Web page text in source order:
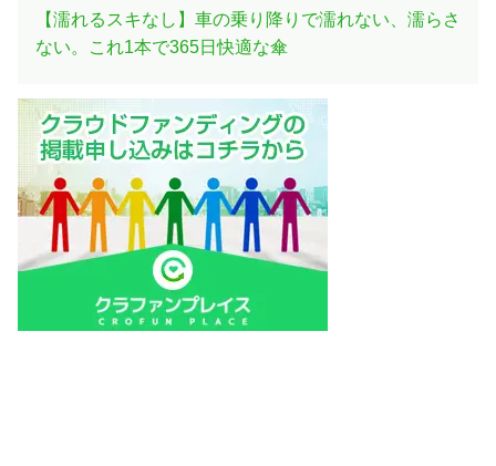
【濡れるスキなし】車の乗り降りで濡れない、濡らさ
ない。これ1本で365日快適な傘